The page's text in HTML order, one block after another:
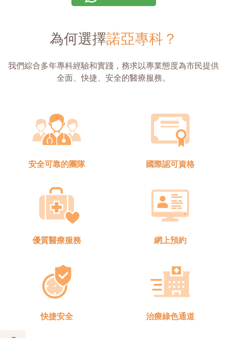
為何選擇諾亞專科？
我們綜合多年專科經驗和實踐，務求以專業態度為市民提供
全面、快捷、安全的醫療服務。
安全可靠的團隊 國際認可資格
優質醫療服務 網上預約
快捷安全 治療綠色通道